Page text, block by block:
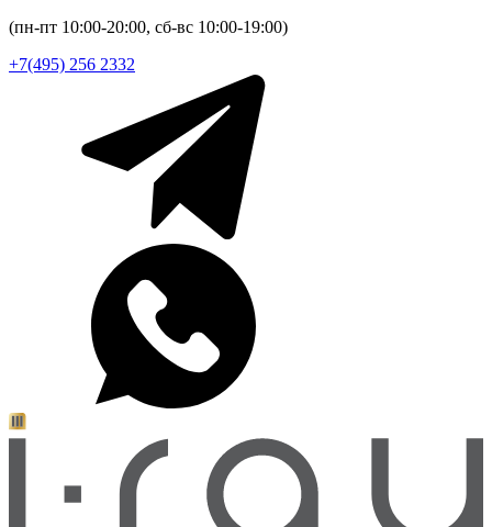
(пн-пт 10:00-20:00, сб-вс 10:00-19:00)
+7(495) 256 2332